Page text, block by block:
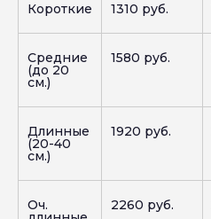
Короткие 1310 руб.
Средние
(до 20
см.)
1580 руб.
Длинные
(20-40
см.)
1920 руб.
Оч. 2260 руб.